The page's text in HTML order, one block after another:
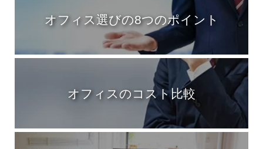
オフィス選びの8つのポイント
オフィスのコスト比較